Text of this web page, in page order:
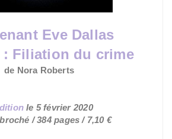
Eve Dallas
: Filiation du crime
de Nora Roberts
le 5 février 2020
/ 384 pages / 7,10 €